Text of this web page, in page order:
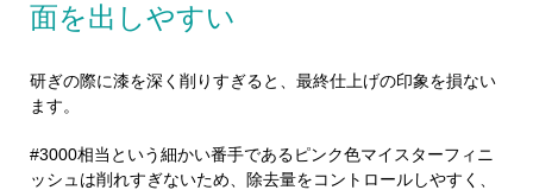
面を出しやすい
研ぎの際に漆を深く削りすぎると、最終仕上げの印象を損ない
ます。
#3000相当という細かい番手であるピンク色マイスターフィニ
ッシュは削れすぎないため、除去量をコントロールしやすく、